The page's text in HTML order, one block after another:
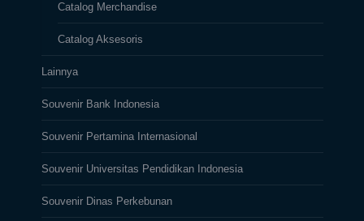
Catalog Merchandise
Catalog Aksesoris
Lainnya
Souvenir Bank Indonesia
Souvenir Pertamina Internasional
Souvenir Universitas Pendidikan Indonesia
Souvenir Dinas Perkebunan